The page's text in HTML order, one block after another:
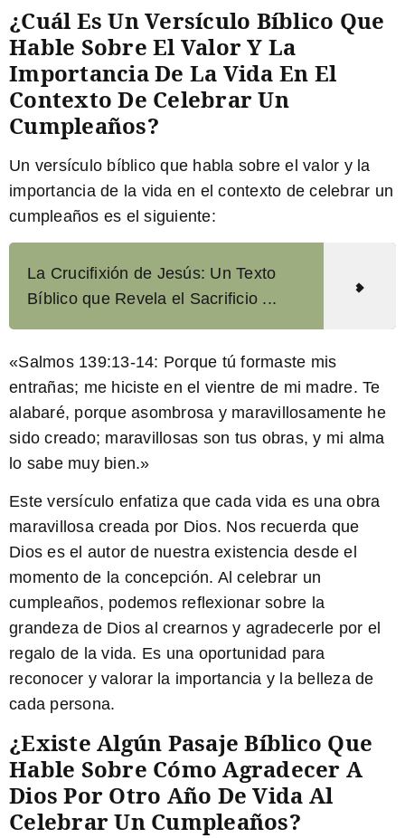
¿Cuál Es Un Versículo Bíblico Que
Hable Sobre El Valor Y La
Importancia De La Vida En El
Contexto De Celebrar Un
Cumpleaños?
Un versículo bíblico que habla sobre el valor y la
importancia de la vida en el contexto de celebrar un
cumpleaños es el siguiente:
La Crucifixión de Jesús: Un Texto
Bíblico que Revela el Sacrificio ...
«Salmos 139:13-14: Porque tú formaste mis
entrañas; me hiciste en el vientre de mi madre. Te
alabaré, porque asombrosa y maravillosamente he
sido creado; maravillosas son tus obras, y mi alma
lo sabe muy bien.»
Este versículo enfatiza que cada vida es una obra
maravillosa creada por Dios. Nos recuerda que
Dios es el autor de nuestra existencia desde el
momento de la concepción. Al celebrar un
cumpleaños, podemos reflexionar sobre la
grandeza de Dios al crearnos y agradecerle por el
regalo de la vida. Es una oportunidad para
reconocer y valorar la importancia y la belleza de
cada persona.
¿Existe Algún Pasaje Bíblico Que
Hable Sobre Cómo Agradecer A
Dios Por Otro Año De Vida Al
Celebrar Un Cumpleaños?